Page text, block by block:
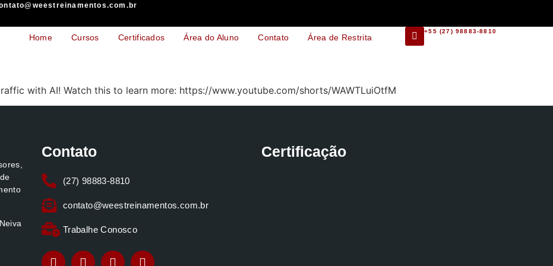
Home Cursos Certificados Área do Aluno Contato Área de Restrita
+55 (27) 98883-8810
with AI! Watch this to learn more: https://www.youtube.com/shorts/WAWTLuiOtfM
Contato
(27) 98883-8810
contato@weestreinamentos.com.br
Trabalhe Conosco
Certificação